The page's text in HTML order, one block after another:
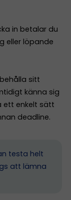
in betalar du
eller löpande
sitt
känna sig
ett enkelt sätt
deadline.
testa helt
att lämna